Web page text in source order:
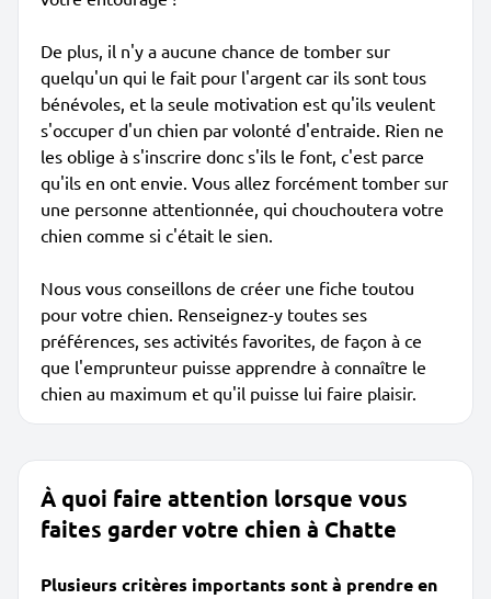
De plus, il n'y a aucune chance de tomber sur
quelqu'un qui le fait pour l'argent car ils sont tous
bénévoles, et la seule motivation est qu'ils veulent
s'occuper d'un chien par volonté d'entraide. Rien ne
les oblige à s'inscrire donc s'ils le font, c'est parce
qu'ils en ont envie. Vous allez forcément tomber sur
une personne attentionnée, qui chouchoutera votre
chien comme si c'était le sien.
Nous vous conseillons de créer une fiche toutou
pour votre chien. Renseignez-y toutes ses
préférences, ses activités favorites, de façon à ce
que l'emprunteur puisse apprendre à connaître le
chien au maximum et qu'il puisse lui faire plaisir.
À quoi faire attention lorsque vous
faites garder votre chien à Chatte
Plusieurs critères importants sont à prendre en